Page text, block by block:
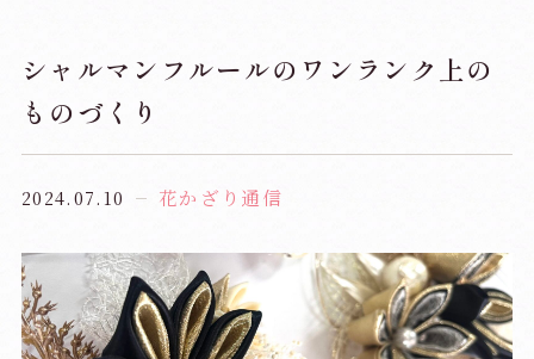
シャルマンフルールのワンランク上の
ものづくり
2024.07.10 花かざり通信